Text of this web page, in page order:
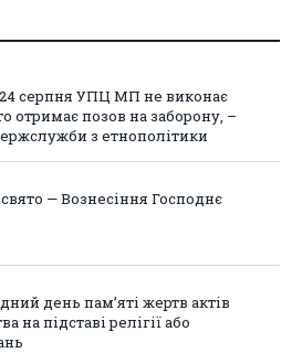
серпня УПЦ МП не виконає
отримає позов на заборону, –
з етнополітики
— Вознесіння Господнє
день пам’яті жертв актів
на підставі релігії або